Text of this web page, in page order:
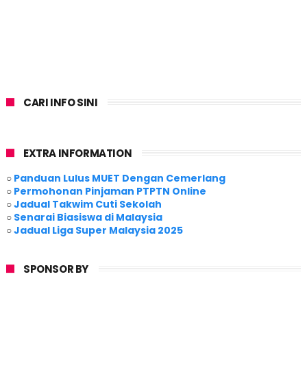
CARI INFO SINI
EXTRA INFORMATION
○ Panduan Lulus MUET Dengan Cemerlang
○ Permohonan Pinjaman PTPTN Online
○Jadual Takwim Cuti Sekolah
○ Senarai Biasiswa di Malaysia
○Jadual Liga Super Malaysia 2025
SPONSOR BY